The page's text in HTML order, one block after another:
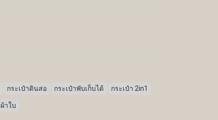
กระเป๋าดินสอ กระเป๋าพับเก็บได้ กระเป๋า 2in1
าใบ